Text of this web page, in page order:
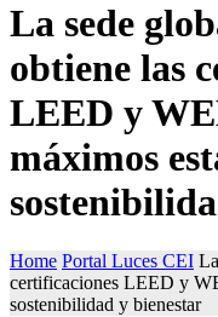
La sede
obtiene las
LEED y
máximos
Home Portal Luces CEI
certificaciones LEED y
sostenibilidad y bienestar